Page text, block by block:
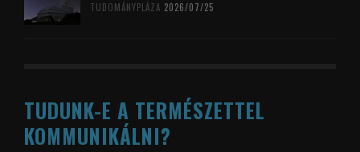
TUDOMÁNYPLÁZA 2026/07/25
TUDUNK-E A TERMÉSZETTEL
KOMMUNIKÁLNI?